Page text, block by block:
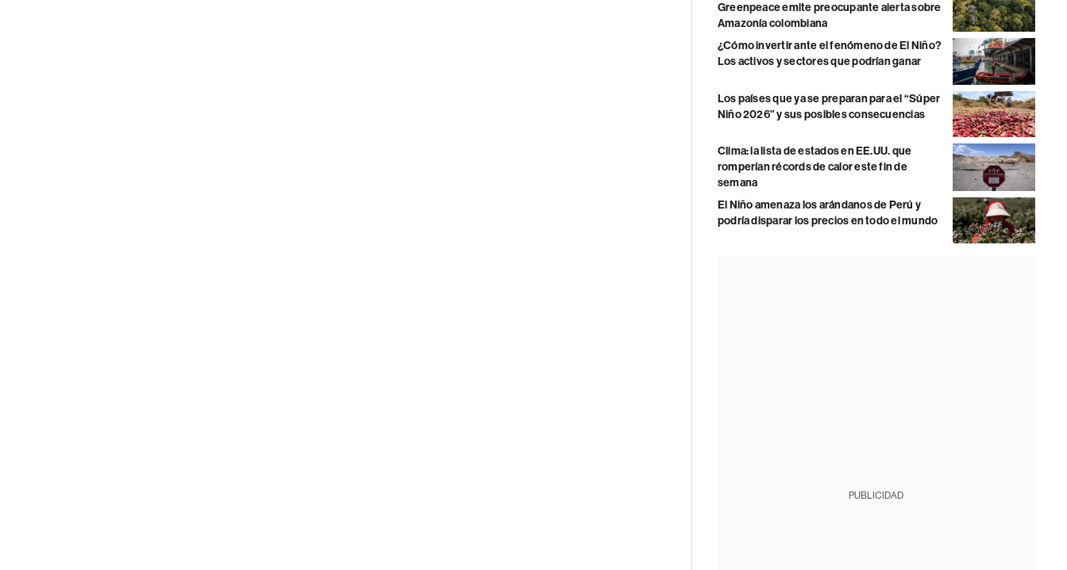
Greenpeace emite preocupante alerta sobre
Amazonía colombiana
¿Cómo invertir ante el fenómeno de El Niño?
Los activos y sectores que podrían ganar
Los países que ya se preparan para el “Súper
Niño 2026” y sus posibles consecuencias
Clima: la lista de estados en EE.UU. que
romperían récords de calor este fin de
semana
El Niño amenaza los arándanos de Perú y
podría disparar los precios en todo el mundo
PUBLICIDAD